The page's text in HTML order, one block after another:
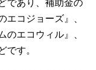
であり、補助金の
エコジョーズ』、
のエコウィル』、
です。